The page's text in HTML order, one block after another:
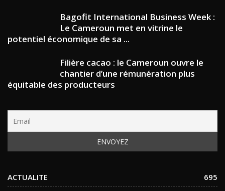
Bagofit International Business Week :
Le Cameroun met en vitrine le
potentiel économique de sa ...
Filière cacao : le Cameroun ouvre le
chantier d’une rémunération plus
équitable des producteurs
ACTUALITE
695